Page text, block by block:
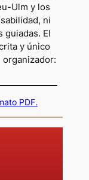
Ulm y los
ni
guiadas. El
y único
PDF.